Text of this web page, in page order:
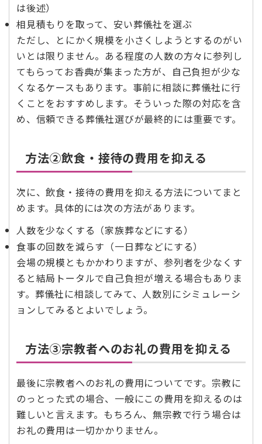
は後述）
相見積もりを取って、安い葬儀社を選ぶ
ただし、とにかく規模を小さくしようとするのがい
いとは限りません。ある程度の人数の方々に参列し
てもらってお香典が集まった方が、自己負担が少な
くなるケースもあります。事前に相談に葬儀社に行
くことをおすすめします。そういった際の対応を含
め、信頼できる葬儀社選びが最終的には重要です。
方法②飲食・接待の費用を抑える
次に、飲食・接待の費用を抑える方法についてまと
めます。具体的には次の方法があります。
人数を少なくする（家族葬などにする）
食事の回数を減らす（一日葬などにする）
会場の規模ともかかわりますが、参列者を少なくす
ると結局トータルで自己負担が増える場合もありま
す。葬儀社に相談してみて、人数別にシミュレーシ
ョンしてみるとよいでしょう。
方法③宗教者へのお礼の費用を抑える
最後に宗教者へのお礼の費用についてです。宗教に
のっとった式の場合、一般にこの費用を抑えるのは
難しいと言えます。もちろん、無宗教で行う場合は
お礼の費用は一切かかりません。